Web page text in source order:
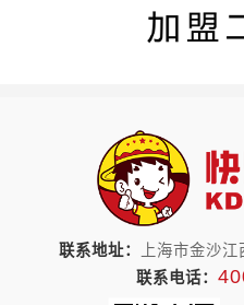
联系地址：
上海市金沙
联系电话：